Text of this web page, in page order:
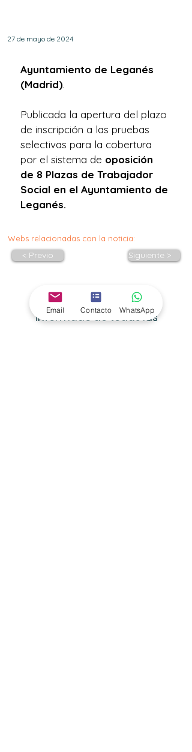
27 de mayo de 2024
Ayuntamiento de Leganés
(Madrid).
Publicada la apertura del plazo
de inscripción a las pruebas
selectivas para la cobertura
por el sistema de oposición
de 8 Plazas de Trabajador
Social en el Ayuntamiento de
Leganés.
Webs relacionadas con la noticia:
< Previo Siguiente >
Suscríbete para estar
informado de todas las
Email Contacto WhatsApp